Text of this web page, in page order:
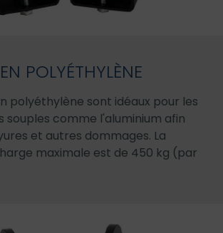
POLYÉTHYLÈNE
polyéthylène sont idéaux pour les
souples comme l'aluminium afin
et autres dommages. La
maximale est de 450 kg (par